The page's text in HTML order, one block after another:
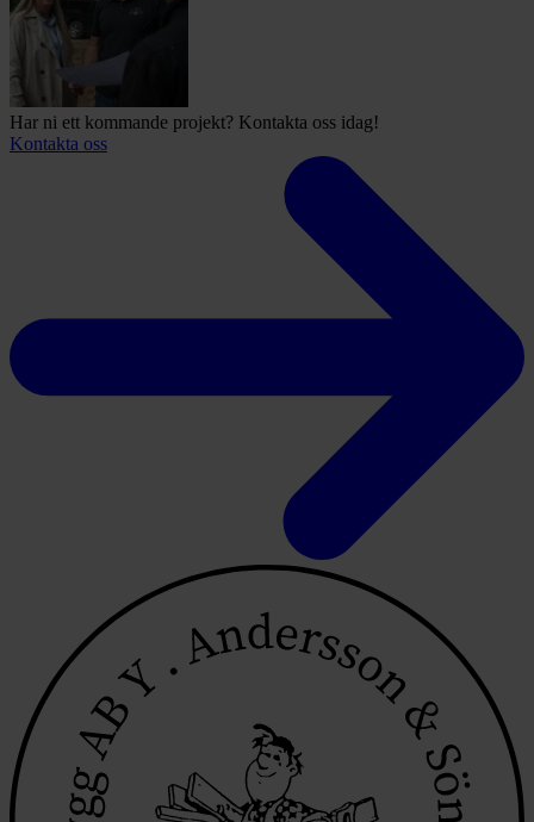
Har ni ett kommande projekt? Kontakta oss idag!
Kontakta oss